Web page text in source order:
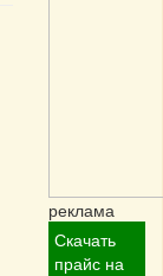
реклама
Скачать
прайс на